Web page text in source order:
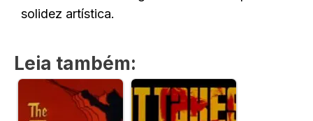
solidez artística.
Leia também: